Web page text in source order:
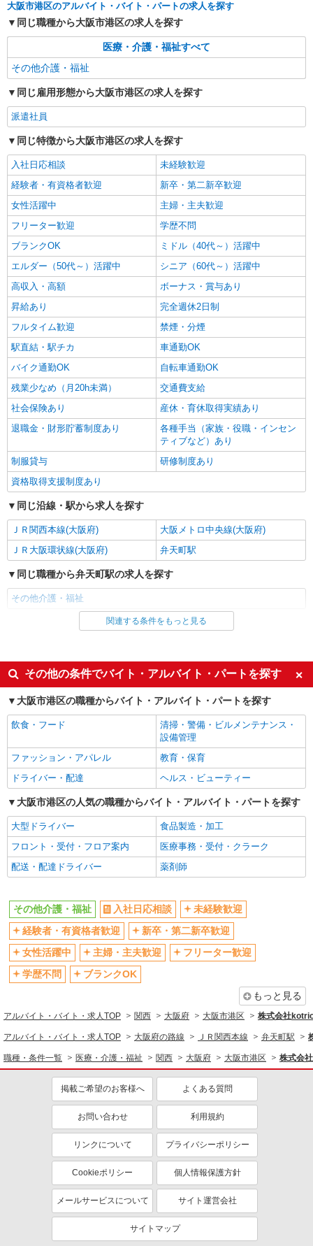
大阪市港区のアルバイト・バイト・パートの求人を探す
同じ職種から大阪市港区の求人を探す
医療・介護・福祉すべて
その他介護・福祉
同じ雇用形態から大阪市港区の求人を探す
派遣社員
同じ特徴から大阪市港区の求人を探す
入社日応相談
未経験歓迎
経験者・有資格者歓迎
新卒・第二新卒歓迎
女性活躍中
主婦・主夫歓迎
フリーター歓迎
学歴不問
ブランクOK
ミドル（40代～）活躍中
エルダー（50代～）活躍中
シニア（60代～）活躍中
高収入・高額
ボーナス・賞与あり
昇給あり
完全週休2日制
フルタイム歓迎
禁煙・分煙
駅直結・駅チカ
車通勤OK
バイク通勤OK
自転車通勤OK
残業少なめ（月20h未満）
交通費支給
社会保険あり
産休・育休取得実績あり
退職金・財形貯蓄制度あり
各種手当（家族・役職・インセン
ティブなど）あり
制服貸与
研修制度あり
資格取得支援制度あり
同じ沿線・駅から求人を探す
ＪＲ関西本線(大阪府)
大阪メトロ中央線(大阪府)
ＪＲ大阪環状線(大阪府)
弁天町駅
同じ職種から弁天町駅の求人を探す
その他介護・福祉
同じ雇用形態から弁天町駅の求人を探す
同じ特徴から弁天町駅の求人を探す
入社日応相談
未経験歓迎
経験者・有資格者歓迎
新卒・第二新卒歓迎
主婦・主夫歓迎
フリーター歓迎
学歴不問
ブランクOK
ミドル（40代～）活躍中
エルダー（50代～）活躍中
シニア（60代～）活躍中
高収入・高額
ボーナス・賞与あり
昇給あり
完全週休2日制
フルタイム歓迎
禁煙・分煙
駅直結・駅チカ
車通勤OK
残業少なめ（月20h未満）
交通費支給
社会保険あり
産休・育休取得実績あり
退職金・財形貯蓄制度あり
各種手当（家族・役職・インセン
資格取得支援制度あり
同じ職種から求人を探す
医療・介護・福祉
同じ特徴から求人を探す
未経験歓迎
ミドル（40代～）活躍中
ボーナス・賞与あり
車通勤OK
社会保険あり
産休・育休取得実績あり
関連する条件をもっと見る
その他の条件でバイト・アルバイト・パートを探す
大阪市港区の職種からバイト・アルバイト・パートを探す
飲食・フード
清掃・警備・ビルメンテナンス・
設備管理
ファッション・アパレル
教育・保育
ドライバー・配達
ヘルス・ビューティー
大阪市港区の人気の職種からバイト・アルバイト・パートを探す
大型ドライバー
食品製造・加工
フロント・受付・フロア案内
医療事務・受付・クラーク
配送・配達ドライバー
薬剤師
その他介護・福祉 入社日応相談
未経験歓迎
経験者・有資格者歓迎
新卒・第二新卒歓迎
女性活躍中
主婦・主夫歓迎
フリーター歓迎
学歴不問
ブランクOK
もっと見る
アルバイト・バイト・求人TOP 関西 大阪府 大阪市港区 株式会社
アルバイト・バイト・求人TOP 大阪府の路線 ＪＲ関西本線 弁天町駅
職種・条件一覧 医療・介護・福祉 関西 大阪府 大阪市港区 株式会
掲載ご希望のお客様へ よくある質問
お問い合わせ 利用規約
リンクについて プライバシーポリシー
Cookieポリシー 個人情報保護方針
メールサービスについて サイト運営会社
サイトマップ